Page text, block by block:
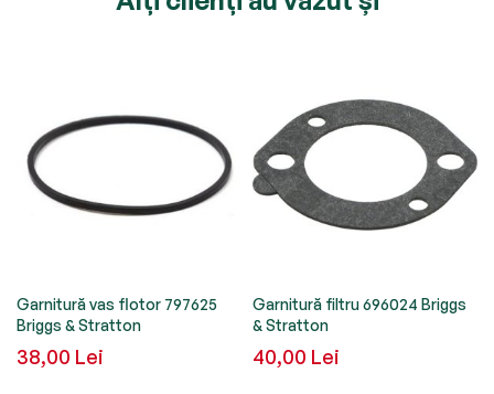
Garnitură vas flotor 797625
Briggs & Stratton
38,00 Lei
Garnitură filtru 696024 Briggs
& Stratton
40,00 Lei